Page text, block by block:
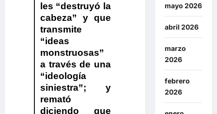
les “destruyó la
cabeza” y que
transmite
“ideas
monstruosas”
a través de una
“ideología
siniestra”; y
remató
diciendo que
mayo 2026
abril 2026
marzo
2026
febrero
2026